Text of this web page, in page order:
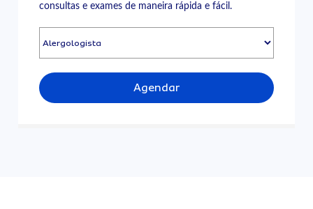
consultas e exames de maneira rápida e fácil.
Agendar